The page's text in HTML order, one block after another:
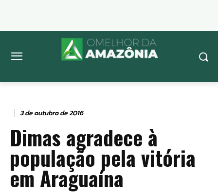
3 de outubro de 2016
Dimas agradece à
população pela vitória
em Araguaína